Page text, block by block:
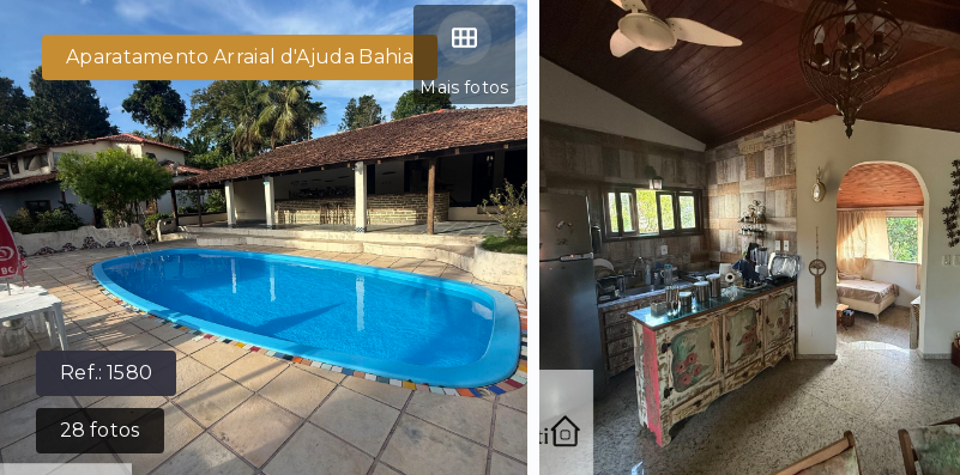
Ref.:1580
28 fotos
Mais fotos
Aparatamento Arraial d'Ajuda Bahia